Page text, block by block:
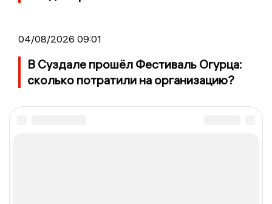
04/08/2026 09:01
В Суздале прошёл Фестиваль Огурца:
сколько потратили на организацию?